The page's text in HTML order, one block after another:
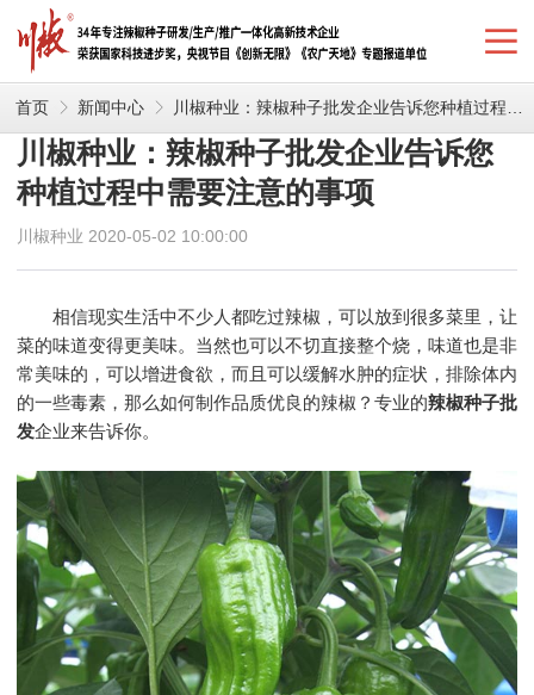
首页 新闻中心 川椒种业：辣椒种子批发企业告诉您种植过程中需要注意的事项
川椒种业：辣椒种子批发企业告诉您
种植过程中需要注意的事项
川椒种业 2020-05-02 10:00:00
相信现实生活中不少人都吃过辣椒，可以放到很多菜里，让
菜的味道变得更美味。当然也可以不切直接整个烧，味道也是非
常美味的，可以增进食欲，而且可以缓解水肿的症状，排除体内
的一些毒素，那么如何制作品质优良的辣椒？专业的辣椒种子批
发企业来告诉你。